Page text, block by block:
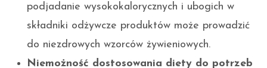
podjadanie wysokokalorycznych i ubogich w
składniki odżywcze produktów może prowadzić
do niezdrowych wzorców żywieniowych.
Niemożność dostosowania diety do potrzeb